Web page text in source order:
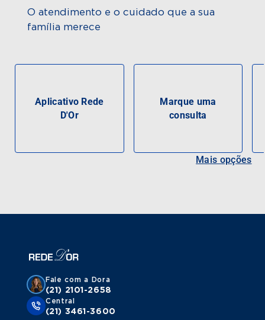
O atendimento e o cuidado que a sua
família merece
Aplicativo Rede
D'Or
Marque uma
consulta
Mais opções
Fale com a Dora
(21) 2101-2658
Central
(21) 3461-3600